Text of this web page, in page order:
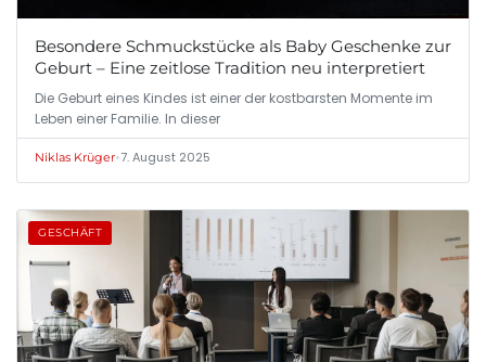
Besondere Schmuckstücke als Baby Geschenke zur
Geburt – Eine zeitlose Tradition neu interpretiert
Die Geburt eines Kindes ist einer der kostbarsten Momente im
Leben einer Familie. In dieser
Niklas Krüger•7. August 2025
GESCHÄFT